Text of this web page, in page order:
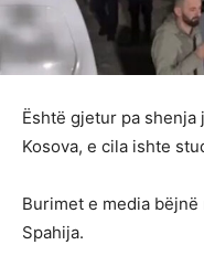
Është gjetur pa
Kosova, e cila ishte
Burimet e media
Spahija.